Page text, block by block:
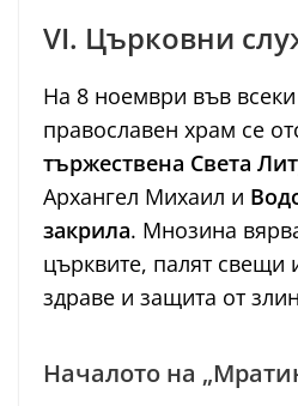
VI. Църковни
На 8 ноември във
православен храм се
тържествена Света
Архангел Михаил и
закрила. Мнозина
църквите, палят свещи
здраве и защита от
Началото на